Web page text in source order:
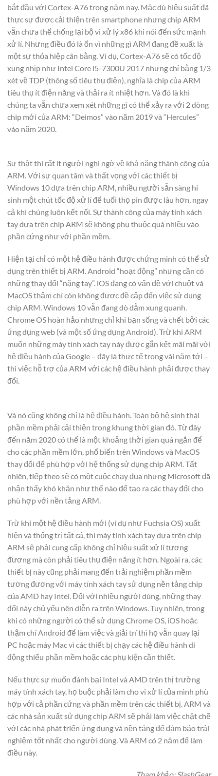
bắt đầu với Cortex-A76 trong năm nay. Mặc dù hiệu suất đã
thực sự được cải thiện trên smartphone nhưng chip ARM
vẫn chưa thể chống lại bộ vi xử lý x86 khi nói đến sức mạnh
xử lí. Nhưng điều đó là ổn vì những gì ARM đang đề xuất là
một sự thỏa hiệp cân bằng. Ví dụ, Cortex-A76 sẽ có tốc độ
xung nhịp như Intel Core i5-7300U 2017 nhưng chỉ bằng 1/3
xét về TDP (thông số tiêu thụ điện), nghĩa là chip của ARM
tiêu thụ ít điện năng và thải ra ít nhiệt hơn. Và đó là khi
chúng ta vẫn chưa xem xét những gì có thể xảy ra với 2 dòng
chip mới của ARM: “Deimos” vào năm 2019 và “Hercules”
vào năm 2020.
Sự thật thì rất ít người nghi ngờ về khả năng thành công của
ARM. Với sự quan tâm và thất vọng với các thiết bị
Windows 10 dựa trên chip ARM, nhiều người sẵn sàng hi
sinh một chút tốc độ xử lí để tuổi thọ pin được lâu hơn, ngay
cả khi chúng luôn kết nối. Sự thành công của máy tính xách
tay dựa trên chip ARM sẽ không phụ thuộc quá nhiều vào
phần cứng như với phần mềm.
Hiện tại chỉ có một hệ điều hành được chứng minh có thể sử
dụng trên thiết bị ARM. Android “hoạt động” nhưng cần có
những thay đổi “nặng tay”. iOS đang có vấn đề với chuột và
MacOS thậm chí còn không được đề cập đến việc sử dụng
chip ARM. Windows 10 vẫn đang dò dẫm xung quanh.
Chrome OS hoàn hảo nhưng chỉ khi bạn sống và chết bởi các
ứng dụng web (và một số ứng dụng Android). Trừ khi ARM
muốn những máy tính xách tay này được gắn kết mãi mãi với
hệ điều hành của Google – đây là thực tế trong vài năm tới –
thì việc hỗ trợ của ARM với các hệ điều hành phải được thay
đổi.
Và nó cũng không chỉ là hệ điều hành. Toàn bộ hệ sinh thái
phần mềm phải cải thiện trong khung thời gian đó. Từ đây
đến năm 2020 có thể là một khoảng thời gian quá ngắn để
cho các phần mềm lớn, phổ biến trên Windows và MacOS
thay đổi để phù hợp với hệ thống sử dụng chip ARM. Tất
nhiên, tiếp theo sẽ có một cuộc chạy đua nhưng Microsoft đã
nhận thấy khó khăn như thế nào để tạo ra các thay đổi cho
phù hợp với nền tảng ARM.
Trừ khi một hệ điều hành mới (ví dụ như Fuchsia OS) xuất
hiện và thống trị tất cả, thì máy tính xách tay dựa trên chip
ARM sẽ phải cung cấp không chỉ hiệu suất xử lí tương
đương mà còn phải tiêu thụ điện năng ít hơn. Ngoài ra, các
thiết bị này cũng phải mang đến trải nghiệm phần mềm
tương đương với máy tính xách tay sử dụng nền tảng chip
của AMD hay Intel. Đối với nhiều người dùng, những thay
đổi này chủ yếu nên diễn ra trên Windows. Tuy nhiên, trong
khi có những người có thể sử dụng Chrome OS, iOS hoặc
thậm chí Android để làm việc và giải trí thì họ vẫn quay lại
PC hoặc máy Mac vì các thiết bị chạy các hệ điều hành di
động thiếu phần mềm hoặc các phụ kiện cần thiết.
Nếu thực sự muốn đánh bại Intel và AMD trên thị trường
máy tính xách tay, họ buộc phải làm cho vi xử lí của mình phù
hợp với cả phần cứng và phần mềm trên các thiết bị. ARM và
các nhà sản xuất sử dụng chip ARM sẽ phải làm việc chặt chẽ
với các nhà phát triển ứng dụng và nền tảng để đảm bảo trải
nghiệm tốt nhất cho người dùng. Và ARM có 2 năm để làm
điều này.